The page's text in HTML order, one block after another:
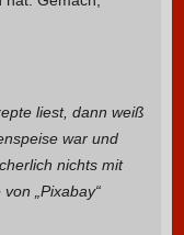
liest, dann weiß
war und
nichts mit
„Pixabay“